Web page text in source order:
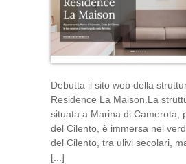
Debutta il sito web della
Residence La Maison.La
situata a Marina di Camerota,
del Cilento, è immersa nel
del Cilento, tra ulivi secolari,
[...]